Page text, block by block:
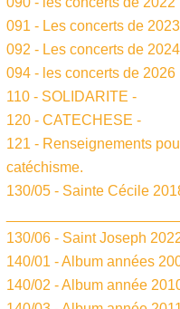
091 - Les concerts de 2023
092 - Les concerts de 2024
094 - les concerts de 2026
110 - SOLIDARITE -
120 - CATECHESE -
121 - Renseignements
catéchisme.
130/05 - Sainte Cécile
130/06 - Saint Joseph
140/01 - Album années
140/02 - Album année